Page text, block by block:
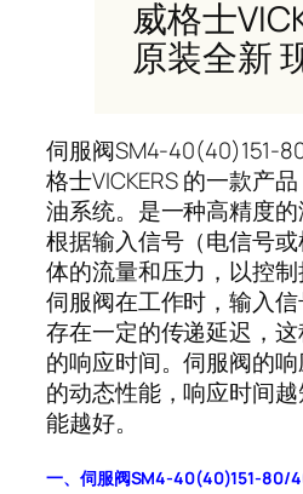
威格士
原装全新
伺服阀SM4-40(40)151-
格士VICKERS 的一款产
油系统。是一种高精度
根据输入信号（电信号
体的流量和压力，以控制
伺服阀在工作时，输入
存在一定的传递延迟，
的响应时间。伺服阀的
的动态性能，响应时间
能越好。
一、伺服阀SM4-40(40)151-80/